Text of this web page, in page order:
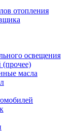
отопления
освещения
(прочее)
масла